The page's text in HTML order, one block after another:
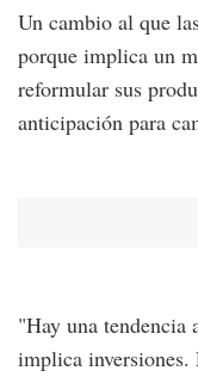
Un cambio al que
porque implica un
reformular sus
anticipación para
"Hay una tendencia
implica inversiones.